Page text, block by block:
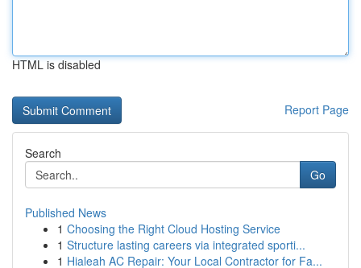
HTML is disabled
Report Page
Search
Go
Published News
1 Choosing the Right Cloud Hosting Service
1 Structure lasting careers via integrated sporti...
1 Hialeah AC Repair: Your Local Contractor for Fa...